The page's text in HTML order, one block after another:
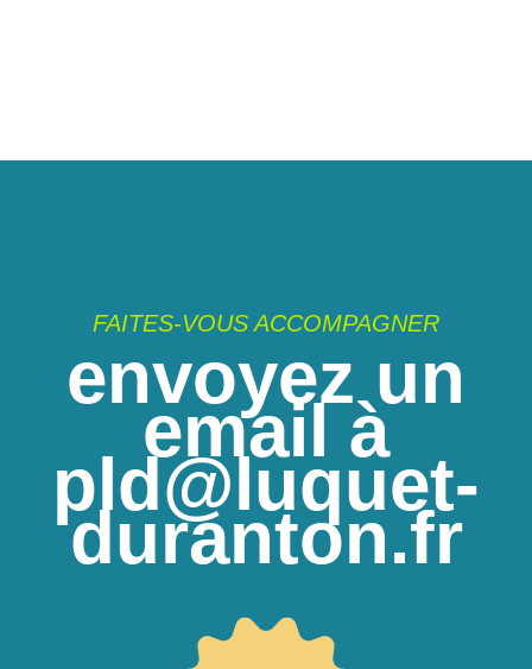
FAITES-VOUS ACCOMPAGNER
envoyez un
email à
pld@luquet-
duranton.fr